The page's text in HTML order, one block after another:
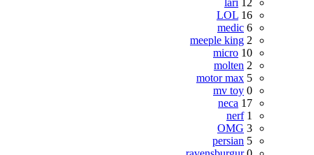
LOL 16
medic 6
meeple king 2
micro 10
molten 2
motor max 5
mv toy 0
neca 17
nerf 1
OMG 3
persian 5